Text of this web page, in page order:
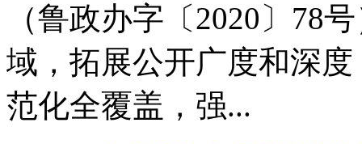
（鲁政办字〔2020〕78
域，拓展公开广度和深
范化全覆盖，强...